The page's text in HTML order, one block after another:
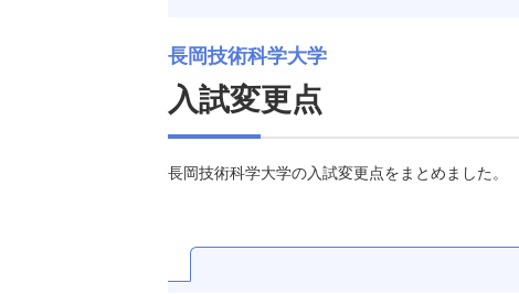
長岡技術科学大学
入試変更点
長岡技術科学大学の入試変更点をまとめました。